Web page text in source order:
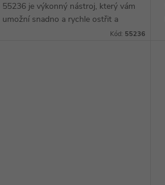
55236 je výkonný nástroj, který vám
umožní snadno a rychle ostřit a
brousit různé materiály. Díky svému
Kód: 55236